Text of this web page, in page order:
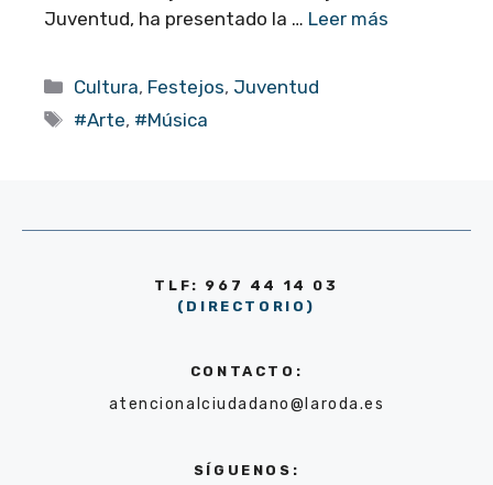
Juventud, ha presentado la … Leer más
Categorías
Cultura, Festejos, Juventud
Etiquetas
#Arte, #Música
TLF: 967 44 14 03
(DIRECTORIO)
CONTACTO:
atencionalciudadano@laroda.es
SÍGUENOS: